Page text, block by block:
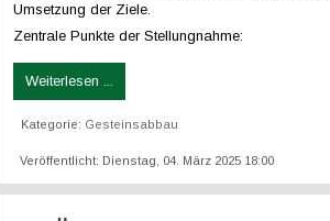
Umsetzung der Ziele.
Zentrale Punkte der Stellungnahme:
Weiterlesen ...
Kategorie: Gesteinsabbau
Veröffentlicht: Dienstag, 04. März 2025 18:00